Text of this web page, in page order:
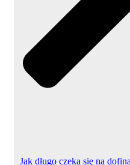
Jak długo czeka się na